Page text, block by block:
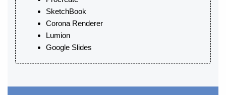
SketchBook
Corona Renderer
Lumion
Google Slides